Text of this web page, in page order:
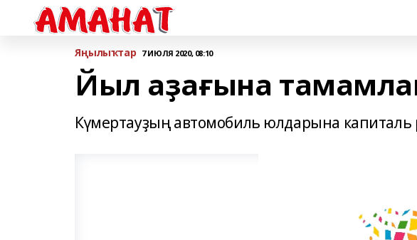
Яңылыҡтар 7 ИЮЛЯ 2020, 08:10
Йыл аҙағына
Күмертауҙың автомобиль юлдарына